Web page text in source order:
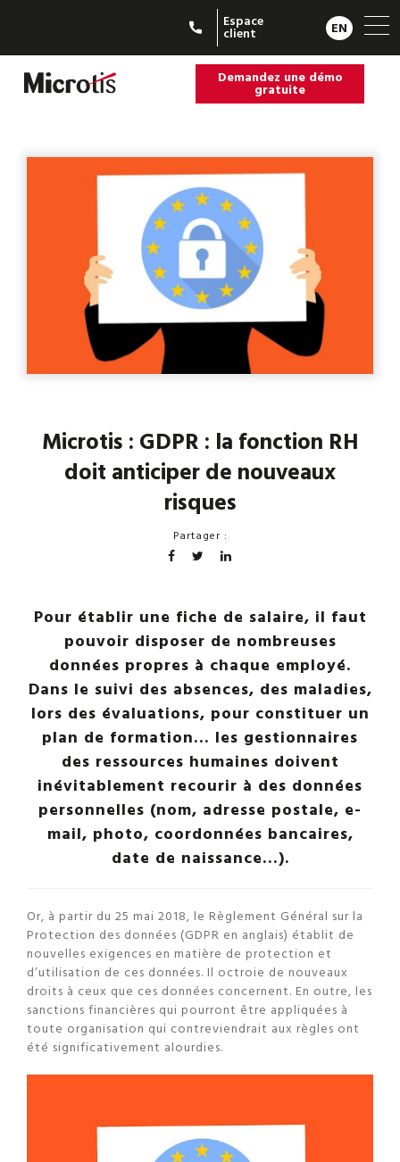
Espace
client EN
Demandez une démo
gratuite
Microtis : GDPR : la fonction RH
doit anticiper de nouveaux
risques
Partager :
Pour établir une fiche de salaire, il faut
pouvoir disposer de nombreuses
données propres à chaque employé.
Dans le suivi des absences, des maladies,
lors des évaluations, pour constituer un
plan de formation… les gestionnaires
des ressources humaines doivent
inévitablement recourir à des données
personnelles (nom, adresse postale, e-
mail, photo, coordonnées bancaires,
date de naissance…).
Or, à partir du 25 mai 2018, le Règlement Général sur la
Protection des données (GDPR en anglais) établit de
nouvelles exigences en matière de protection et
d’utilisation de ces données. Il octroie de nouveaux
droits à ceux que ces données concernent. En outre, les
sanctions financières qui pourront être appliquées à
toute organisation qui contreviendrait aux règles ont
été significativement alourdies.